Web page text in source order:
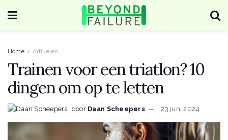
Home Artikelen
Trainen voor een triatlon? 10
dingen om op te letten
door Daan Scheepers 23 juni 2024